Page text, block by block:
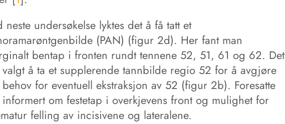
neste undersøkelse lyktes det å få tatt et
(PAN) (figur 2d). Her fant man
bentap i fronten rundt tennene 52, 51, 61 og 62. Det
å ta et supplerende tannbilde regio 52 for å avgjøre
for eventuell ekstraksjon av 52 (figur 2b). Foresatte
om festetap i overkjevens front og mulighet for
felling av incisivene og lateralene.